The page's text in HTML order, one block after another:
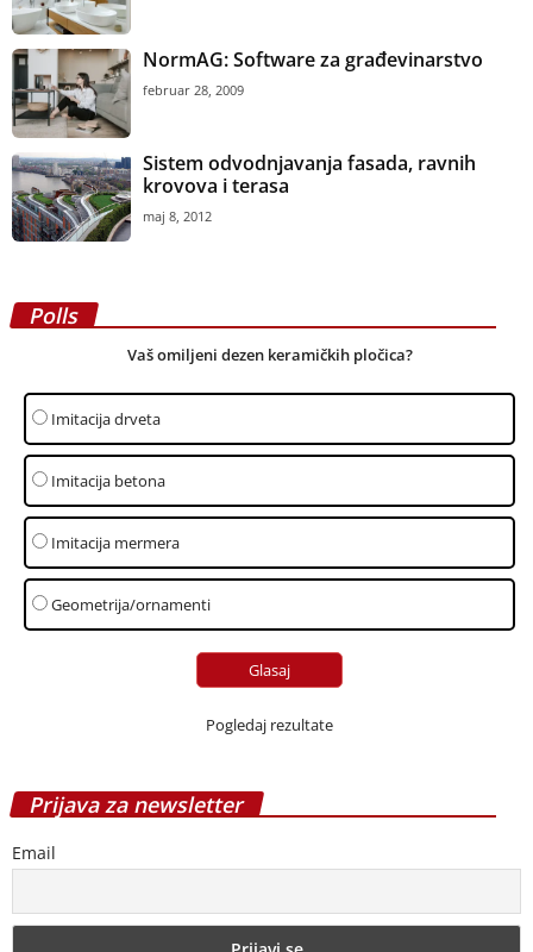
NormAG: Software za građevinarstvo
februar 28, 2009
Sistem odvodnjavanja fasada, ravnih
krovova i terasa
maj 8, 2012
Polls
Vaš omiljeni dezen keramičkih pločica?
Imitacija drveta
Imitacija betona
Imitacija mermera
Geometrija/ornamenti
Pogledaj rezultate
Prijava za newsletter
Email